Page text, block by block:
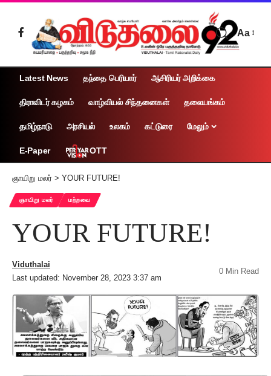
Aa
Latest News தந்தை பெரியார் ஆசிரியர் அறிக்கை
திராவிடர் கழகம் வாழ்வியல் சிந்தனைகள் தலையங்கம்
தமிழ்நாடு அரசியல் உலகம் கட்டுரை மேலும்
E-Paper OTT
ஞாயிறு மலர் > YOUR FUTURE!
ஞாயிறு மலர் மற்றவை
YOUR FUTURE!
Last updated: November 28, 2023 3:37 am
Viduthalai
0 Min Read